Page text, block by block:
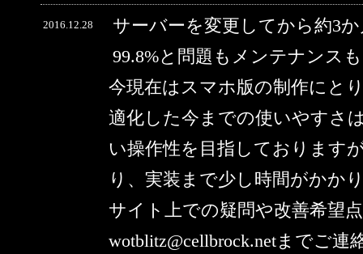
2016.12.28
サーバーを変更してから約3
99.8%と問題もメンテナンス
今現在はスマホ版の制作にと
適化した今までの使いやすさ
い操作性を目指しております
り、実装まで少し時間がかか
サイト上での疑問や改善希望
wotblitz@cellbrock.netまでご連